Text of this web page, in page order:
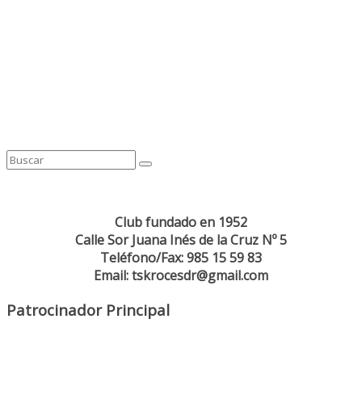
Club fundado en 1952
Calle Sor Juana Inés de la Cruz Nº 5
Teléfono/Fax: 985 15 59 83
Email: tskrocesdr@gmail.com
Patrocinador Principal